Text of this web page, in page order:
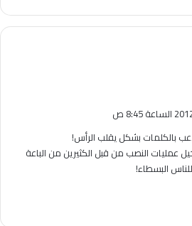
بالكلمات بشكل يقلب الرأس!
عمليات النصب من قبل الكثيرين من الباعة
البسطاء!